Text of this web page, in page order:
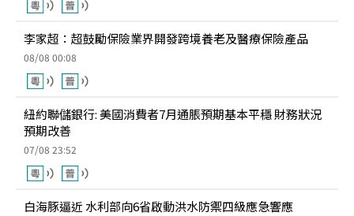
李家超：超鼓勵保險業界開發跨境養老及醫療保險產品
08/08 00:08
紐約聯儲銀行: 美國消費者7月通脹預期基本平穩 財務狀況
預期改善
07/08 23:52
白海豚逼近 水利部向6省啟動洪水防禦四級應急響應